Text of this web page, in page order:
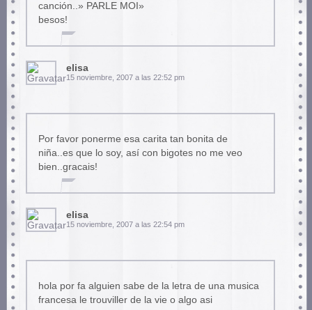
canción..» PARLE MOI»
besos!
elisa
15 noviembre, 2007 a las 22:52 pm
Por favor ponerme esa carita tan bonita de
niña..es que lo soy, así con bigotes no me veo
bien..gracais!
elisa
15 noviembre, 2007 a las 22:54 pm
hola por fa alguien sabe de la letra de una musica
francesa le trouviller de la vie o algo asi